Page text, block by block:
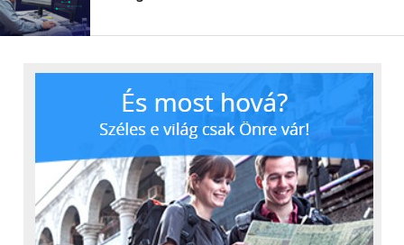
merjenek nyitni a változás felé.